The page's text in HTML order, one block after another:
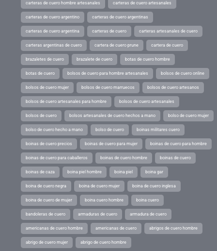
carteras de cuero hombre artesanales carteras de cuero artesanales
carteras de cuero argentino carteras de cuero argentinas
carteras de cuero argentina carteras de cuero carteras artesanales de cuero
carteras argentinas de cuero cartera de cuero prune cartera de cuero
brazaletes de cuero brazalete de cuero botas de cuero hombre
botas de cuero bolsos de cuero para hombre artesanales bolsos de cuero online
bolsos de cuero mujer bolsos de cuero marruecos bolsos de cuero artesanos
bolsos de cuero artesanales para hombre bolsos de cuero artesanales
bolsos de cuero bolsos artesanales de cuero hechos a mano bolso de cuero mujer
bolso de cuero hecho a mano bolso de cuero boinas militares cuero
boinas de cuero precios boinas de cuero para mujer boinas de cuero para hombre
boinas de cuero para caballeros boinas de cuero hombre boinas de cuero
boinas de caza boina piel hombre boina piel boina gar
boina de cuero negra boina de cuero mujer boina de cuero inglesa
boina de cuero de mujer boina cuero hombre boina cuero
bandoleras de cuero armaduras de cuero armadura de cuero
americanas de cuero hombre americanas de cuero abrigos de cuero hombre
abrigo de cuero mujer abrigo de cuero hombre